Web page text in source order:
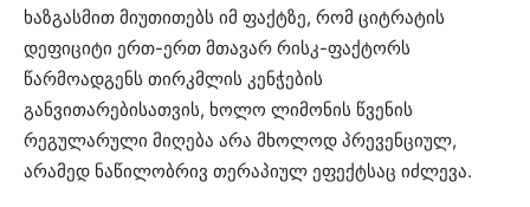
ხაზგასმით მიუთითებს იმ ფაქტზე, რომ ციტრატის
დეფიციტი ერთ-ერთ მთავარ რისკ-ფაქტორს
წარმოადგენს თირკმლის კენჭების
განვითარებისათვის, ხოლო ლიმონის წვენის
რეგულარული მიღება არა მხოლოდ პრევენციულ,
არამედ ნაწილობრივ თერაპიულ ეფექტსაც იძლევა.